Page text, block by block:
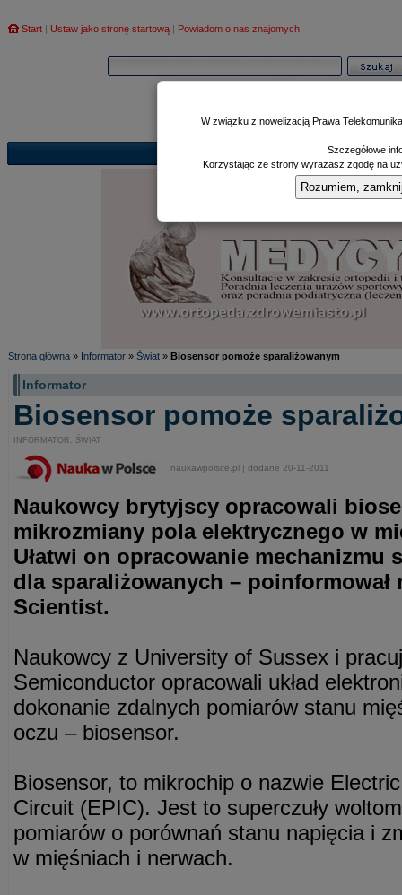
Start | Ustaw jako stronę startową | Powiadom o nas znajomych
Poczekalnia|
Strona główna » Informator » Świat » Biosensor pomoże sparaliżowanym
Informator
Biosensor pomoże
INFORMATOR. ŚWIAT
naukawpolsce.pl | dodane 20-11-2011
Naukowcy brytyjscy opracowali
mikrozmiany pola elektrycznego w
Ułatwi on opracowanie mechanizmu
dla sparaliżowanych – poinformował
Scientist.
Naukowcy z University of Sussex i
Semiconductor opracowali układ
dokonanie zdalnych pomiarów stanu
oczu – biosensor.
Biosensor, to mikrochip o nazwie
Circuit (EPIC). Jest to superczuły
pomiarów o porównań stanu napięcia i
w mięśniach i nerwach.
W związku z nowelizacją Prawa
Szczegółowe
Korzystając ze strony wyrażasz zgodę na
Rozumiem,